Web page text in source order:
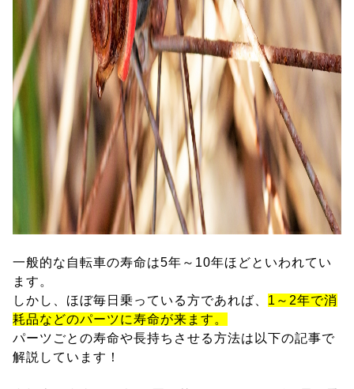
一般的な自転車の寿命は5年～10年ほどといわれてい
ます。
しかし、ほぼ毎日乗っている方であれば、 1～2年で消
耗品などのパーツに寿命が来ます。
パーツごとの寿命や長持ちさせる方法は以下の記事で
解説しています！